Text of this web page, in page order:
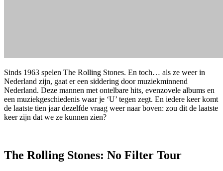
Sinds 1963 spelen The Rolling Stones. En toch… als ze weer in
Nederland zijn, gaat er een siddering door muziekminnend
Nederland. Deze mannen met ontelbare hits, evenzovele albums en
een muziekgeschiedenis waar je ‘U’ tegen zegt. En iedere keer komt
de laatste tien jaar dezelfde vraag weer naar boven: zou dit de laatste
keer zijn dat we ze kunnen zien?
The Rolling Stones: No Filter Tour